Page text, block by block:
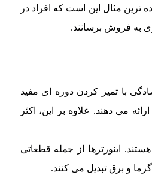
ترین مثال این است که افراد در
به فروش برسانند.
با تمیز کردن دوره ای مفید
می دهند. علاوه بر این، اکثر
اینورترها از جمله قطعاتی
و برق تبدیل می کنند.